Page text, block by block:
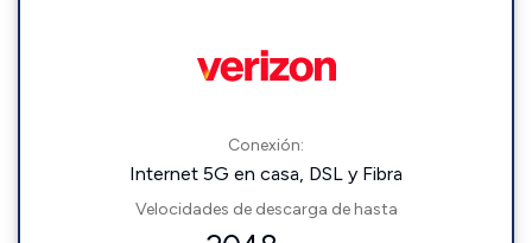
Conexión:
Internet 5G en casa, DSL y Fibra
Velocidades de descarga de hasta